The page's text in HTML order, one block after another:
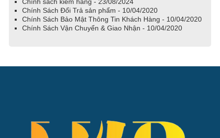
Chính Sách Đổi Trả sản phẩm - 10/04/2020
Chính Sách Bảo Mật Thông Tin Khách Hàng - 10/04/2020
Chính Sách Vận Chuyển & Giao Nhận - 10/04/2020